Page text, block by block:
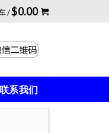
/$0.00
联系我们